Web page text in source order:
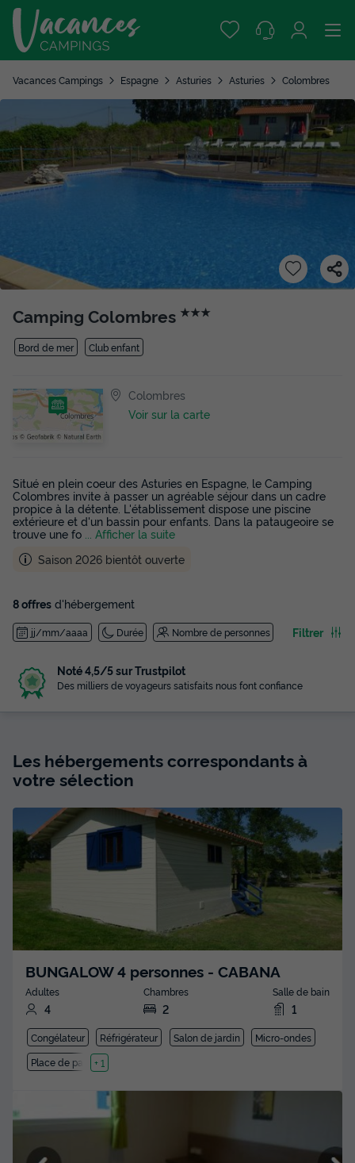
Vacances Campings Espagne Asturies Asturies Colombres
Camping Colombres ★★★
Bord de mer Club enfant
Colombres
Voir sur la carte
Situé en plein coeur des Asturies en Espagne, le Camping
Colombres invite à passer un agréable séjour dans un cadre
propice à la détente. L'établissement dispose une piscine
extérieure et d'un bassin pour enfants. Dans la pataugeoire se
trouve une fo
... Afficher la suite
Saison 2026 bientôt ouverte
8 offres d'hébergement
jj/mm/aaaa Durée Nombre de personnes Filtrer
Noté 4,5/5 sur Trustpilot
Des milliers de voyageurs satisfaits nous font confiance
Les hébergements correspondants à
votre sélection
BUNGALOW 4 personnes - CABANA
Adultes
4
Chambres
2
Salle de bain
1
Congélateur Réfrigérateur Salon de jardin
Micro-ondes
Place de parking
+ 1